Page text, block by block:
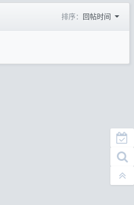
排序： 回帖时间